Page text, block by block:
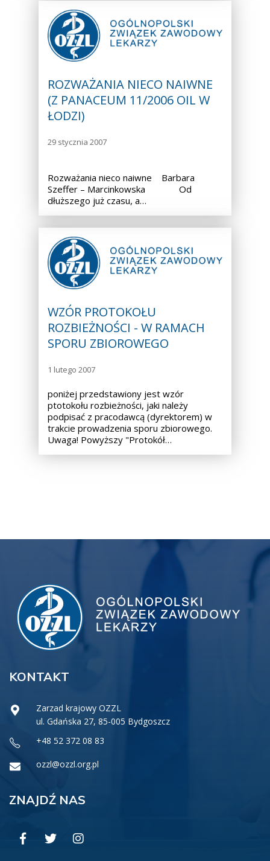
ROZWAŻANIA NIECO NAIWNE
(Z PANACEUM 11/2006 OIL W
ŁODZI)
29 stycznia 2007
Rozważania nieco naiwne Barbara
Szeffer – Marcinkowska Od
dłuższego już czasu, a…
WZÓR PROTOKOŁU
ROZBIEŻNOŚCI - W RAMACH
SPORU ZBIOROWEGO
1 lutego 2007
poniżej przedstawiony jest wzór
ptotokołu rozbieżności, jaki należy
podpisać z pracodawcą (dyrektorem) w
trakcie prowadzenia sporu zbiorowego.
Uwaga! Powyższy "Protokół…
KONTAKT
Zarzad krajowy OZZL
ul. Gdańska 27, 85-005 Bydgoszcz
+48 52 372 08 83
ozzl@ozzl.org.pl
ZNAJDŹ NAS